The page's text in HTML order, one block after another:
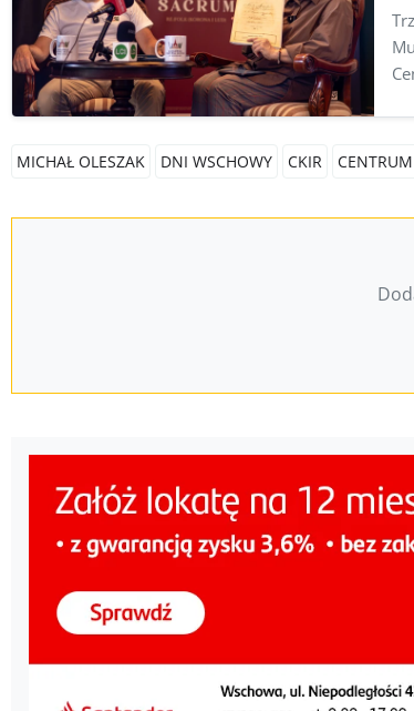
MICHAŁ OLESZAK DNI WSCHOWY CKIR